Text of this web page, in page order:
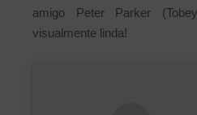
amigo Peter Parker
visualmente linda!